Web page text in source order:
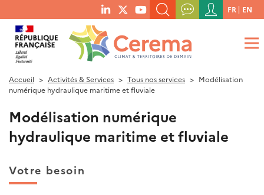
menu
social
links
RECHERCHER UN MOT-CLÉ, UNE PUBLICATION, ETC.
QUE RECHERCHEZ-VOUS ?
Menu
du
compte
de
FR EN
Accueil Activités & Services Tous nos services
Modélisation
numérique hydraulique maritime et fluviale
Modélisation numérique
hydraulique maritime et fluviale
Votre besoin